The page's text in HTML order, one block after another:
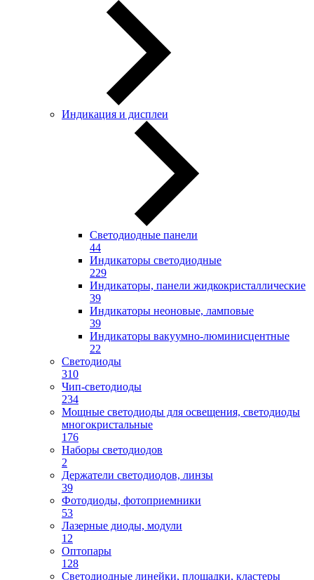
Индикация и дисплеи
Светодиодные панели
44
Индикаторы светодиодные
229
Индикаторы, панели жидкокристаллические
39
Индикаторы неоновые, ламповые
39
Индикаторы вакуумно-люминисцентные
22
Светодиоды
310
Чип-светодиоды
234
Мощные светодиоды для освещения, светодиоды
многокристальные
176
Наборы светодиодов
2
Держатели светодиодов, линзы
39
Фотодиоды, фотоприемники
53
Лазерные диоды, модули
12
Оптопары
128
Светодиодные линейки, площадки, кластеры